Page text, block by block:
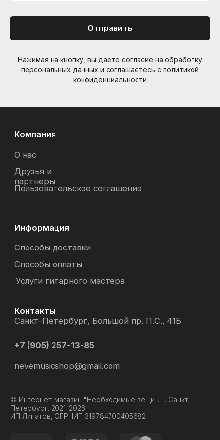
Отправить
Нажимая на кнопку, вы даете согласие на обработку
персональных данных и соглашаетесь c политикой
конфиденциальности